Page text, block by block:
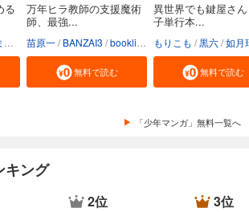
る
booklistaSTUDIO
万年ヒラ教師の支援魔術
師、最強...
苗原一 BANZAI3 booklistaSTUDIO
無料で読む
異世界でも鍵屋さ
子単行本...
もりこも 黒六 如月
無料で読む
「少年マンガ」無料一覧へ
キング
2位 3位